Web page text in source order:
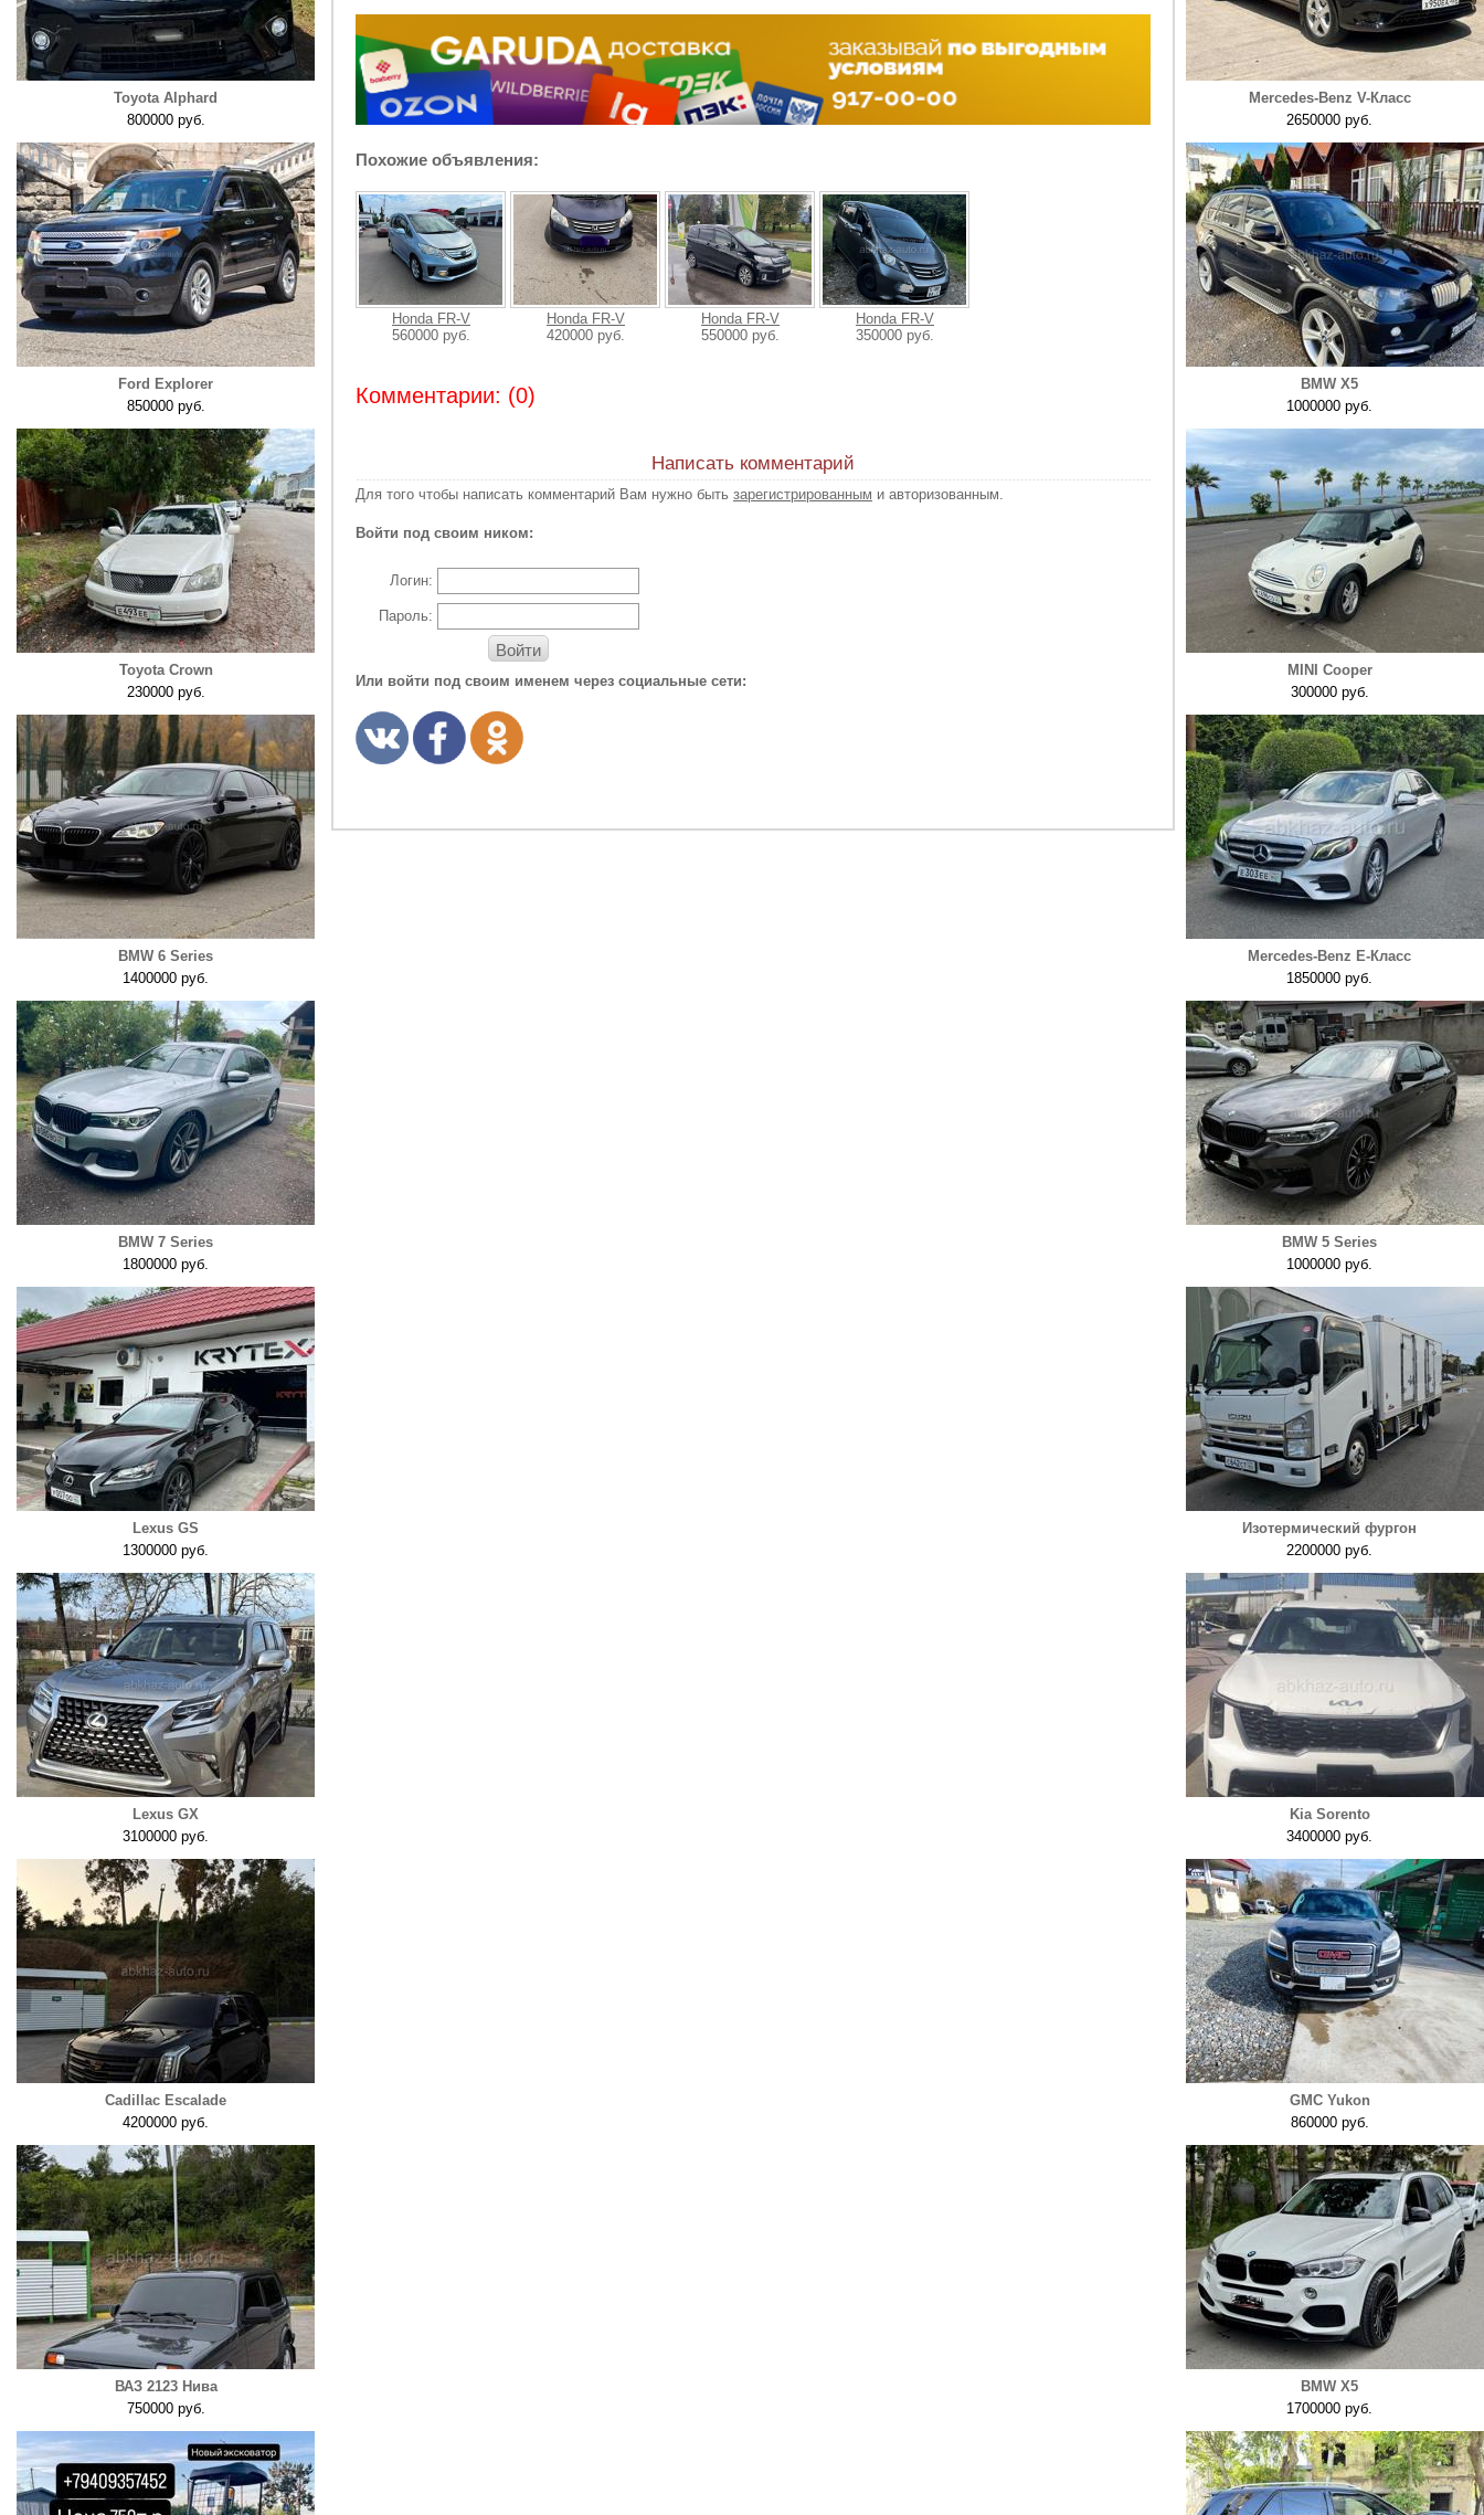
Toyota Alphard
800000 руб.
Ford Explorer
850000 руб.
Toyota Crown
230000 руб.
BMW 6 Series
1400000 руб.
BMW 7 Series
1800000 руб.
Lexus GS
1300000 руб.
Lexus GX
3100000 руб.
Cadillac Escalade
4200000 руб.
ВАЗ 2123 Нива
750000 руб.
Похожие объявления:
Honda FR-V
560000 руб.
Honda FR-V
420000 руб.
Honda FR-V
550000 руб.
Honda FR-V
350000 руб.
Комментарии: (0)
Написать комментарий
Для того чтобы написать комментарий Вам нужно быть зарегистрированным и авторизованным.
Войти под своим ником:
Логин:
Пароль:
Войти
Или войти под своим именем через социальные сети:
Mercedes-Benz V-Класс
2650000 руб.
BMW X5
1000000 руб.
MINI Cooper
300000 руб.
Mercedes-Benz E-Класс
1850000 руб.
BMW 5 Series
1000000 руб.
Изотермический фургон
2200000 руб.
Kia Sorento
3400000 руб.
GMC Yukon
860000 руб.
BMW X5
1700000 руб.